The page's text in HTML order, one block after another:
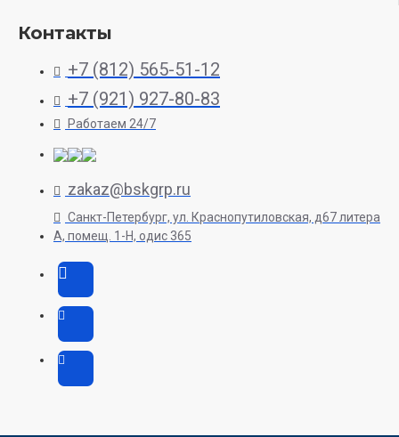
Контакты
+7 (812) 565-51-12
+7 (921) 927-80-83
Работаем 24/7
zakaz@bskgrp.ru
Санкт-Петербург, ул. Краснопутиловская, д67 литера
А, помещ. 1-H, одис 365